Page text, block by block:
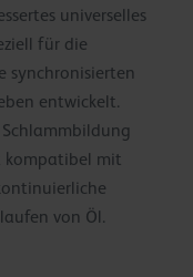
universelles
für die
synchronisierten
entwickelt.
kompatibel mit
von Öl.